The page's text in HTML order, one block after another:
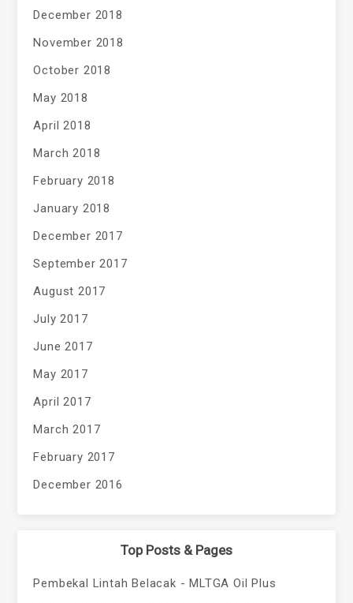
December 2018
November 2018
October 2018
May 2018
April 2018
March 2018
February 2018
January 2018
December 2017
September 2017
August 2017
July 2017
June 2017
May 2017
April 2017
March 2017
February 2017
December 2016
Top Posts & Pages
Pembekal Lintah Belacak - MLTGA Oil Plus